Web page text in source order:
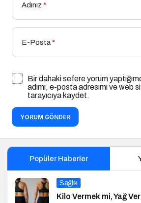
Adınız *
E-Posta*
Bir dahaki sefere yorum
adımı, e-posta adresimi ve web
tarayıcıya kaydet.
YORUM GÖNDER
Popüler Haberler
Sağlık
Kilo Vermek mi, Yağ